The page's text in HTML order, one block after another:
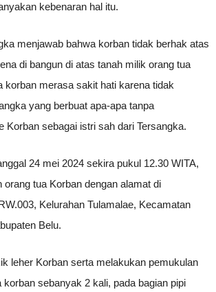
kebenaran hal itu.
menjawab bahwa korban tidak berhak atas
di bangun di atas tanah milik orang tua
korban merasa sakit hati karena tidak
yang berbuat apa-apa tanpa
Korban sebagai istri sah dari Tersangka.
24 mei 2024 sekira pukul 12.30 WITA,
orang tua Korban dengan alamat di
Kelurahan Tulamalae, Kecamatan
Belu.
leher Korban serta melakukan pemukulan
korban sebanyak 2 kali, pada bagian pipi